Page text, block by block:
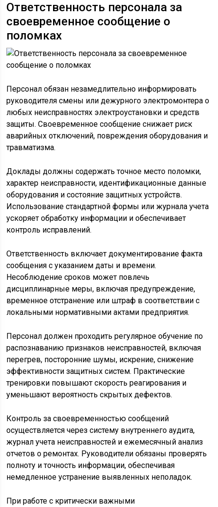
Ответственность персонала за
своевременное сообщение о
поломках
Персонал обязан незамедлительно информировать
руководителя смены или дежурного электромонтера о
любых неисправностях электроустановки и средств
защиты. Своевременное сообщение снижает риск
аварийных отключений, повреждения оборудования и
травматизма.
Доклады должны содержать точное место поломки,
характер неисправности, идентификационные данные
оборудования и состояние защитных устройств.
Использование стандартной формы или журнала учета
ускоряет обработку информации и обеспечивает
контроль исправлений.
Ответственность включает документирование факта
сообщения с указанием даты и времени.
Несоблюдение сроков может повлечь
дисциплинарные меры, включая предупреждение,
временное отстранение или штраф в соответствии с
локальными нормативными актами предприятия.
Персонал должен проходить регулярное обучение по
распознаванию признаков неисправностей, включая
перегрев, посторонние шумы, искрение, снижение
эффективности защитных систем. Практические
тренировки повышают скорость реагирования и
уменьшают вероятность скрытых дефектов.
Контроль за своевременностью сообщений
осуществляется через систему внутреннего аудита,
журнал учета неисправностей и ежемесячный анализ
отчетов о ремонтах. Руководители обязаны проверять
полноту и точность информации, обеспечивая
немедленное устранение выявленных неполадок.
При работе с критически важными